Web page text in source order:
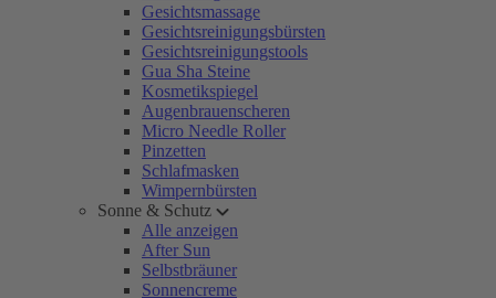
Gesichtsmassage
Gesichtsreinigungsbürsten
Gesichtsreinigungstools
Gua Sha Steine
Kosmetikspiegel
Augenbrauenscheren
Micro Needle Roller
Pinzetten
Schlafmasken
Wimpernbürsten
Sonne & Schutz
Alle anzeigen
After Sun
Selbstbräuner
Sonnencreme